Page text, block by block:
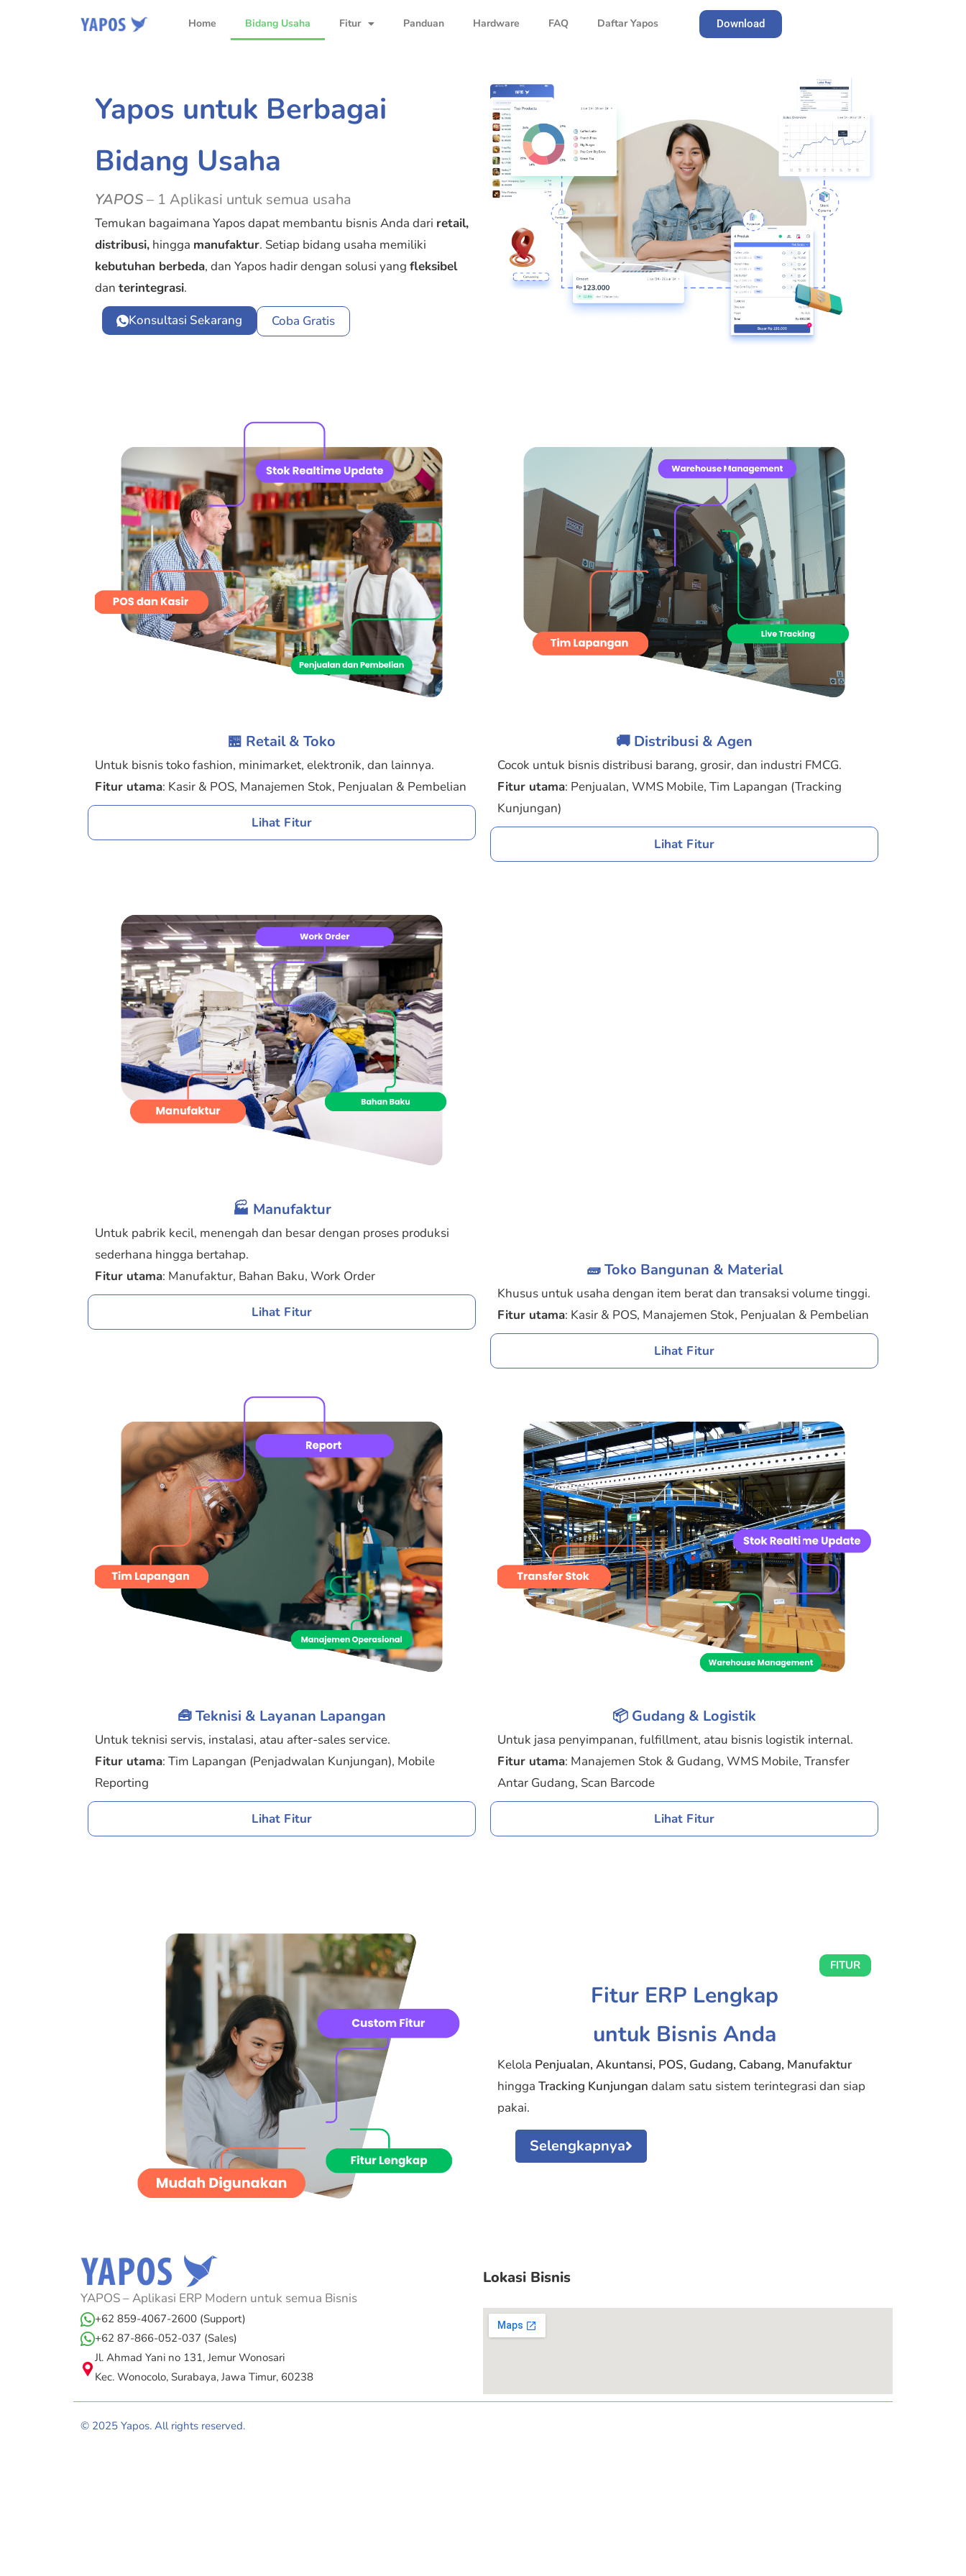
Home Bidang Usaha Fitur Panduan Hardware FAQ Daftar Yapos Download
Yapos untuk Berbagai
Bidang Usaha
YAPOS– 1 Aplikasi untuk semua usaha
Temukan bagaimana Yapos dapat membantu bisnis Anda dari retail,
distribusi, hingga manufaktur. Setiap bidang usaha memiliki
kebutuhan berbeda, dan Yapos hadir dengan solusi yang fleksibel
dan terintegrasi.
Konsultasi Sekarang
Coba Gratis
🏪 Retail & Toko
Untuk bisnis toko fashion, minimarket, elektronik, dan lainnya.
Fitur utama: Kasir & POS, Manajemen Stok, Penjualan & Pembelian
Lihat Fitur
🚚 Distribusi & Agen
Cocok untuk bisnis distribusi barang, grosir, dan industri FMCG.
Fitur utama: Penjualan, WMS Mobile, Tim Lapangan (Tracking
Kunjungan)
Lihat Fitur
🏭 Manufaktur
Untuk pabrik kecil, menengah dan besar dengan proses produksi
sederhana hingga bertahap.
Fitur utama: Manufaktur, Bahan Baku, Work Order
Lihat Fitur
🧱 Toko Bangunan & Material
Khusus untuk usaha dengan item berat dan transaksi volume tinggi.
Fitur utama: Kasir & POS, Manajemen Stok, Penjualan & Pembelian
Lihat Fitur
🧰 Teknisi & Layanan Lapangan
Untuk teknisi servis, instalasi, atau after-sales service.
Fitur utama: Tim Lapangan (Penjadwalan Kunjungan), Mobile
Reporting
Lihat Fitur
📦 Gudang & Logistik
Untuk jasa penyimpanan, fulfillment, atau bisnis logistik internal.
Fitur utama: Manajemen Stok & Gudang, WMS Mobile, Transfer
Antar Gudang, Scan Barcode
Lihat Fitur
FITUR
Fitur ERP Lengkap
untuk Bisnis Anda
Kelola Penjualan, Akuntansi, POS, Gudang, Cabang, Manufaktur
hingga Tracking Kunjungan dalam satu sistem terintegrasi dan siap
pakai.
Selengkapnya
YAPOS – Aplikasi ERP Modern untuk semua Bisnis
+62 859-4067-2600 (Support)
+62 87-866-052-037 (Sales)
Jl. Ahmad Yani no 131, Jemur Wonosari
Kec. Wonocolo, Surabaya, Jawa Timur, 60238
Lokasi Bisnis
© 2025 Yapos. All rights reserved.